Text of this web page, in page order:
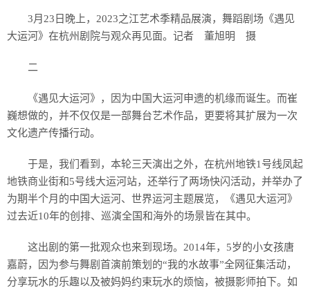
3月23日晚上，2023之江艺术季精品展演，舞蹈剧场《遇见
大运河》在杭州剧院与观众再见面。记者 董旭明 摄
二
《遇见大运河》，因为中国大运河申遗的机缘而诞生。而崔
巍想做的，并不仅仅是一部舞台艺术作品，更要将其扩展为一次
文化遗产传播行动。
于是，我们看到，本轮三天演出之外，在杭州地铁1号线凤起
地铁商业街和5号线大运河站，还举行了两场快闪活动，并举办了
为期半个月的中国大运河、世界运河主题展览，《遇见大运河》
过去近10年的创排、巡演全国和海外的场景皆在其中。
这出剧的第一批观众也来到现场。2014年，5岁的小女孩唐
嘉蔚，因为参与舞剧首演前策划的“我的水故事”全网征集活动，
分享玩水的乐趣以及被妈妈约束玩水的烦恼，被摄影师拍下。如